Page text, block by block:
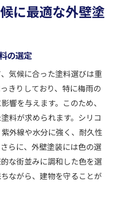
に最適な外壁塗
の選定
気候に合った塗料選びは重
きりしており、特に梅雨の
響を与えます。このため、
料が求められます。シリコ
外線や水分に強く、耐久性
らに、外壁塗装には色の選
な街並みに調和した色を選
ながら、建物を守ることが